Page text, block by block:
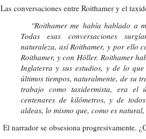
Las conversaciones entre Roithamer y el
"Roithamer me había hablado a
Todas esas conversaciones
naturaleza, así Roithamer, y por ello
Roithamer, y con Höller. Roithamer
Inglaterra y sus estudios, y de lo
últimos tiempos, naturalmente, de su
trabajo como taxidermista, era
centenares de kilómetros, y de
aldeas, lo mismo que, como es
El narrador se obsesiona progresivamente.